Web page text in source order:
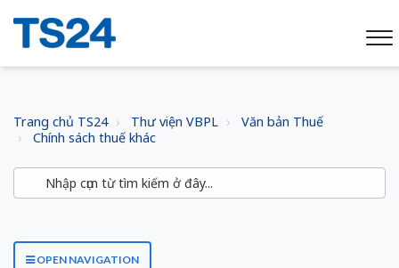
Trang chủ TS24 Thư viện VBPL
Văn bản Thuế
Chính sách thuế khác
OPEN NAVIGATION